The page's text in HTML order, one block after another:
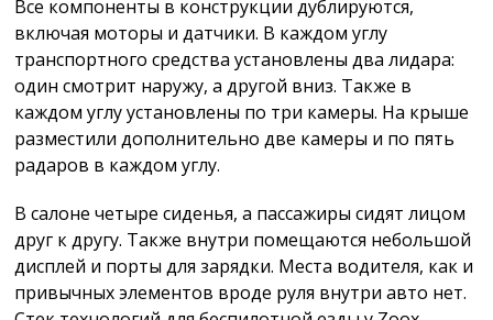
Все компоненты в конструкции дублируются,
включая моторы и датчики. В каждом углу
транспортного средства установлены два лидара:
один смотрит наружу, а другой вниз. Также в
каждом углу установлены по три камеры. На крыше
разместили дополнительно две камеры и по пять
радаров в каждом углу.
В салоне четыре сиденья, а пассажиры сидят лицом
друг к другу. Также внутри помещаются небольшой
дисплей и порты для зарядки. Места водителя, как и
привычных элементов вроде руля внутри авто нет.